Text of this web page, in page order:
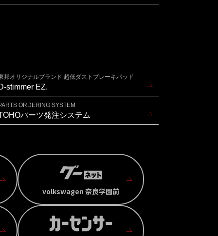
邦オリジナルブランド 超低ダストブレーキパッド
stimmer EZ.
ORDERING SYSTEM
パーツ発注システム
volkswagen 奈良学園前